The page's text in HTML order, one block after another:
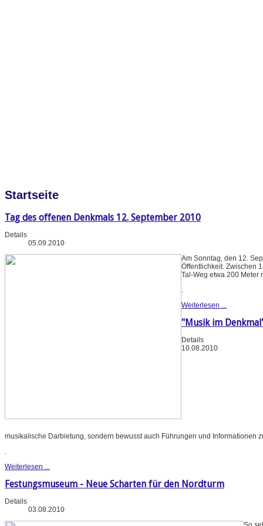
Startseite
Tag des offenen Denkmals 12. September 2010
Details
05.09.2010
Am Sonntag, den 12.
Öffentlichkeit. Zwischen
Tal-Weg etwa 200 Meter
.
Weiterlesen ...
"Musik im
Details
10.08.2010
musikalische Darbietung, sondern bewusst auch Führungen und Informationen
Weiterlesen ...
Festungsmuseum - Neue Scharten für den Nordturm
Details
03.08.2010